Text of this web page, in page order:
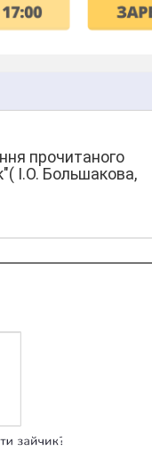
прочитаного
І.О. Большакова,